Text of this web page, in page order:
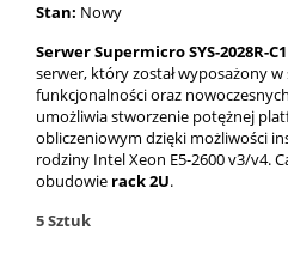
Stan: Nowy
Serwer Supermicro SYS-2028R-
serwer, który został wyposażony
funkcjonalności oraz
umożliwia stworzenie potężnej
obliczeniowym dzięki możliwości
rodziny Intel Xeon E5-2600 v3/v4.
obudowie rack 2U.
5Sztuk